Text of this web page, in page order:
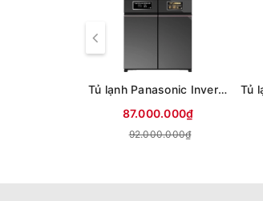
Tủ lạnh Panasonic Inverter 650 lít PRIME+ Edition Multi Door NR-WY720ZMMV
87.000.000₫
92.000.000₫